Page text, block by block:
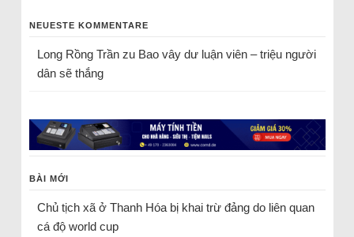
NEUESTE KOMMENTARE
Long Rồng Trầnzu Bao vây dư luận viên – triệu người
dân sẽ thắng
BÀI MỚI
Chủ tịch xã ở Thanh Hóa bị khai trừ đảng do liên quan
cá độ world cup